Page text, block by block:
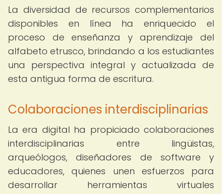
La diversidad de recursos complementarios
disponibles en línea ha enriquecido el
proceso de enseñanza y aprendizaje del
alfabeto etrusco, brindando a los estudiantes
una perspectiva integral y actualizada de
esta antigua forma de escritura.
Colaboraciones interdisciplinarias
La era digital ha propiciado colaboraciones
interdisciplinarias entre lingüistas,
arqueólogos, diseñadores de software y
educadores, quienes unen esfuerzos para
desarrollar herramientas virtuales